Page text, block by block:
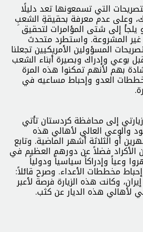
التي تسمعونها تعد دليلًا
وعلى عدم معرفة بحقيقةِ الشعبِ
يلجأ إلى شتى المؤامرات لتحقيق
المشروعة. واستطرد متحدث
المسؤولين الأمريكيين تجعلنا
بوعي وإدراك وبصيرة أبناء الشعب
بهم لأنهم تمكنوا هذه المرة
العدو وإحباط مساعيه في
إلى محافظة كردستان تأتي
والوعي العالي لأهالي هذه
أو الثلاثة أشهر الماضية. وتابع
الأکراد فضلاً عن دورهم العظيم في
وعياً وإدراكاً سياسياً ودولياً
مخططات الأعداء. وصرح قائلاً:
وكانت هذه الزيارة فرصة لأعبر
لأهالي هذه الديار عن كثب.